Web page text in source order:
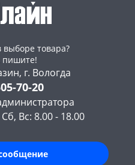
товара?
пишите!
г. Вологда
70-20
Вс: 8.00 - 18.00